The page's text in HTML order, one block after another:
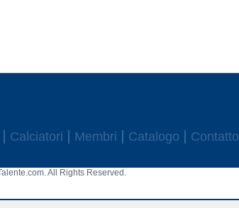
Calciatori Membri Catalogo Contatto
All Rights Reserved.